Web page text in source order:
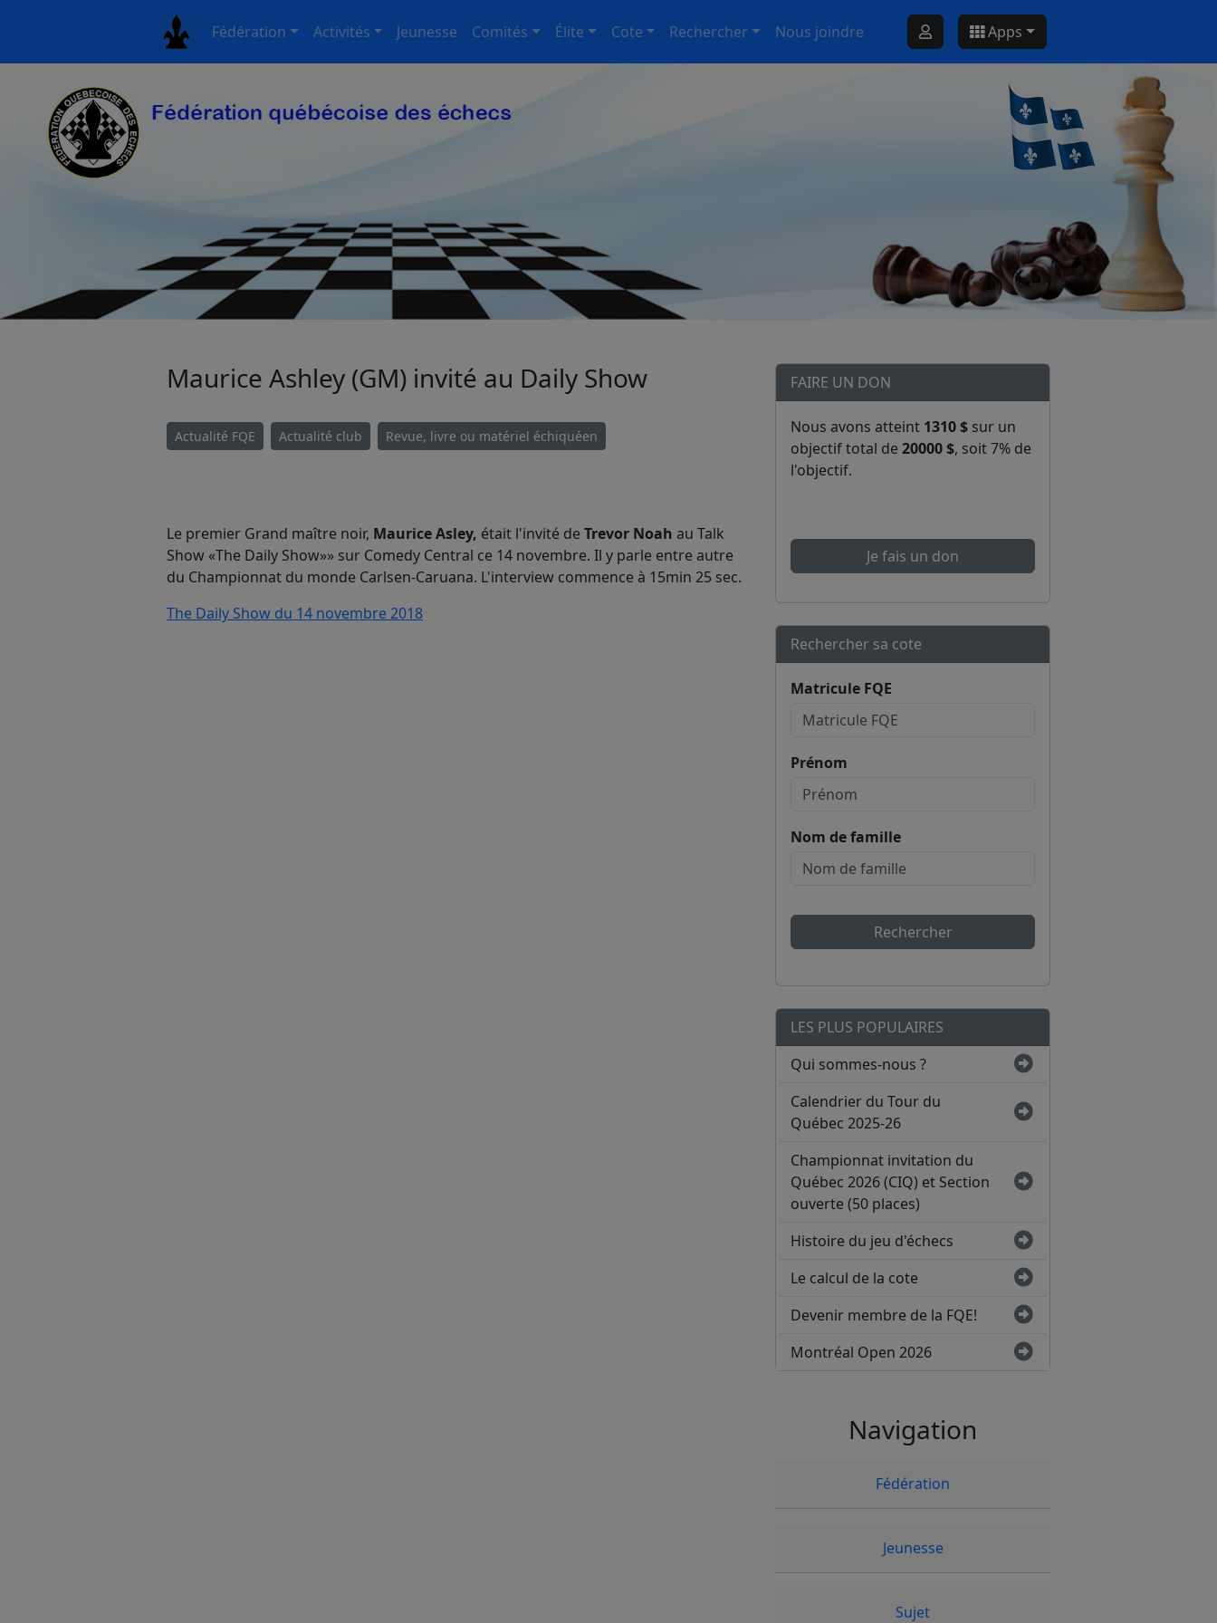
Fédération Activités Jeunesse Comités Élite Cote Rechercher Nous joindre Apps
Maurice Ashley (GM) invité au Daily Show
Actualité FQE Actualité club Revue, livre ou matériel échiquéen
Le premier Grand maître noir, Maurice Asley, était l'invité de Trevor Noah au Talk
Show «The Daily Show»» sur Comedy Central ce 14 novembre. Il y parle entre autre
du Championnat du monde Carlsen-Caruana. L'interview commence à 15min 25 sec.
The Daily Show du 14 novembre 2018
FAIRE UN DON
Nous avons atteint 1310 $ sur un
objectif total de 20000 $, soit 7% de
l'objectif.
Je fais un don
Rechercher sa cote
Matricule FQE
Prénom
Nom de famille
Rechercher
LES PLUS POPULAIRES
Qui sommes-nous ?
Calendrier du Tour du
Québec 2025-26
Championnat invitation du
Québec 2026 (CIQ) et Section
ouverte (50 places)
Histoire du jeu d'échecs
Le calcul de la cote
Devenir membre de la FQE!
Montréal Open 2026
Navigation
Fédération
Jeunesse
Sujet